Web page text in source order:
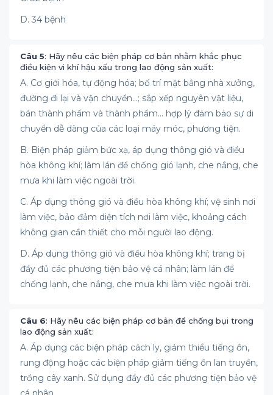
D. 34 bệnh
Câu 5: Hãy nêu các biện pháp cơ bản nhằm khắc phục
điều kiện vi khí hậu xấu trong lao động sản xuất:
A. Cơ giới hóa, tự động hóa; bố trí mặt bằng nhà xưởng,
đường đi lại và vận chuyển...; sắp xếp nguyên vật liệu,
bán thành phẩm và thành phẩm... hợp lý đảm bảo sự di
chuyển dễ dàng của các loại máy móc, phương tiện.
B. Biện pháp giảm bức xạ, áp dụng thông gió và điều
hòa không khí; làm lán để chống gió lạnh, che nắng, che
mưa khi làm việc ngoài trời.
C. Áp dụng thông gió và điều hòa không khí; vệ sinh nơi
làm việc, bảo đảm diện tích nơi làm việc, khoảng cách
không gian cần thiết cho mỗi người lao động.
D. Áp dụng thông gió và điều hòa không khí; trang bị
đầy đủ các phương tiện bảo vệ cá nhân; làm lán để
chống lạnh, che nắng, che mưa khi làm việc ngoài trời.
Câu 6: Hãy nêu các biện pháp cơ bản để chống bụi trong
lao động sản xuất:
A. Áp dụng các biện pháp cách ly, giảm thiểu tiếng ồn,
rung động hoặc các biện pháp giảm tiếng ồn lan truyền,
trồng cây xanh. Sử dụng đầy đủ các phương tiện bảo vệ